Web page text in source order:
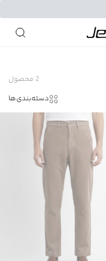
2 محصول
دسته‌بندی‌ها